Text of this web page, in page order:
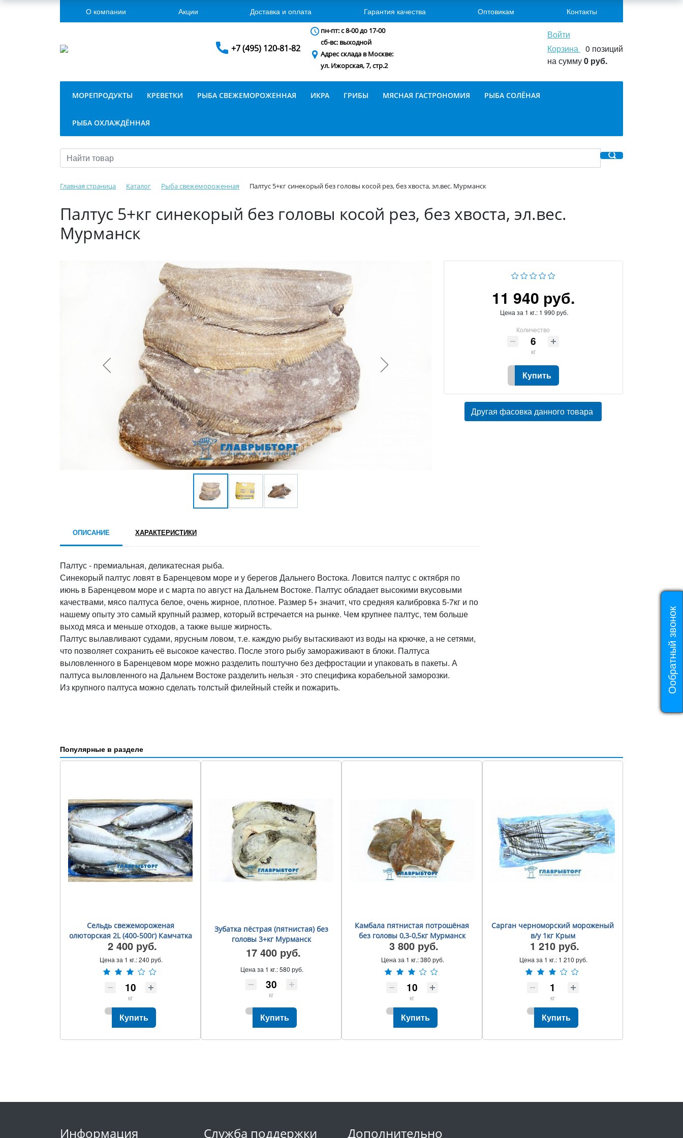
О компании Акции Доставка и оплата Гарантия качества Оптовикам Контакты
Войти
Корзина
0 позиций
на сумму0 руб.
+7 (495) 120-81-82
пн-пт: с 8-00 до 17-00
сб-вс: выходной
Адрес склада в Москве:
ул. Ижорская, 7, стр.2
МОРЕПРОДУКТЫ КРЕВЕТКИ РЫБА СВЕЖЕМОРОЖЕННАЯ ИКРА ГРИБЫ МЯСНАЯ ГАСТРОНОМИЯ РЫБА СОЛЁНАЯ
РЫБА ОХЛАЖДЁННАЯ
Главная страница Каталог Рыба свежемороженная Палтус 5+кг синекорый без головы косой рез, без хвоста, эл.вес. Мурманск
Палтус 5+кг синекорый без головы косой рез, без хвоста, эл.вес.
Мурманск
11 940 руб.
Цена за 1 кг.: 1 990 руб.
Количество
кг
Купить
Другая фасовка данного товара
ОПИСАНИЕ ХАРАКТЕРИСТИКИ
Палтус - премиальная, деликатесная рыба.
Синекорый палтус ловят в Баренцевом море и у берегов Дальнего Востока. Ловится палтус с октября по
июнь в Баренцевом море и с марта по август на Дальнем Востоке. Палтус обладает высокими вкусовыми
качествами, мясо палтуса белое, очень жирное, плотное. Размер 5+ значит, что средняя калибровка 5-7кг и по
нашему опыту это самый крупный размер, который встречается на рынке. Чем крупнее палтус, тем больше
выход мяса и меньше отходов, а также выше жирность.
Палтус вылавливают судами, ярусным ловом, т.е. каждую рыбу вытаскивают из воды на крючке, а не сетями,
что позволяет сохранить её высокое качество. После этого рыбу замораживают в блоки. Палтуса
выловленного в Баренцевом море можно разделить поштучно без дефростации и упаковать в пакеты. А
палтуса выловленного на Дальнем Востоке разделить нельзя - это специфика корабельной заморозки.
Из крупного палтуса можно сделать толстый филейный стейк и пожарить.
Популярные в разделе
Сельдь свежемороженая
олюторская 2L (400-500г) Камчатка
2 400 руб.
Цена за 1 кг.:240 руб.
кг
Купить
Зубатка пёстрая (пятнистая) без
головы 3+кг Мурманск
17 400 руб.
Цена за 1 кг.:580 руб.
кг
Купить
Камбала пятнистая потрошёная
без головы 0,3-0,5кг Мурманск
3 800 руб.
Цена за 1 кг.:380 руб.
кг
Купить
Сарган черноморский мороженый
в/у 1кг Крым
1 210 руб.
Цена за 1 кг.: 1 210 руб.
кг
Купить
Информация Служба поддержки Дополнительно
Ообратный звонок